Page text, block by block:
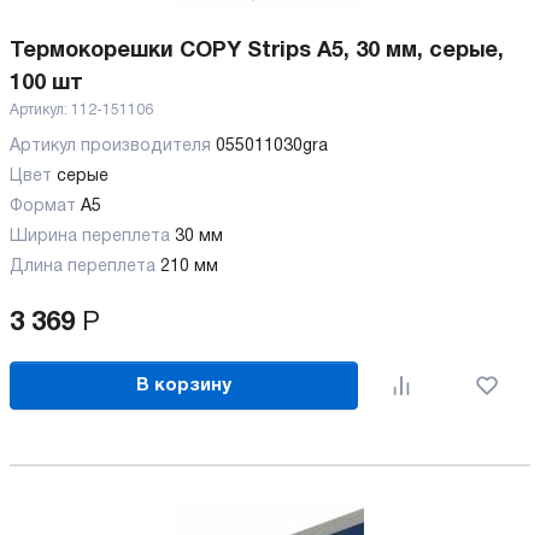
Термокорешки COPY Strips A5, 30 мм, серые,
100 шт
Артикул: 112-151106
Артикул производителя 055011030gra
Цвет серые
Формат A5
Ширина переплета 30 мм
Длина переплета 210 мм
3 369 Р
В корзину